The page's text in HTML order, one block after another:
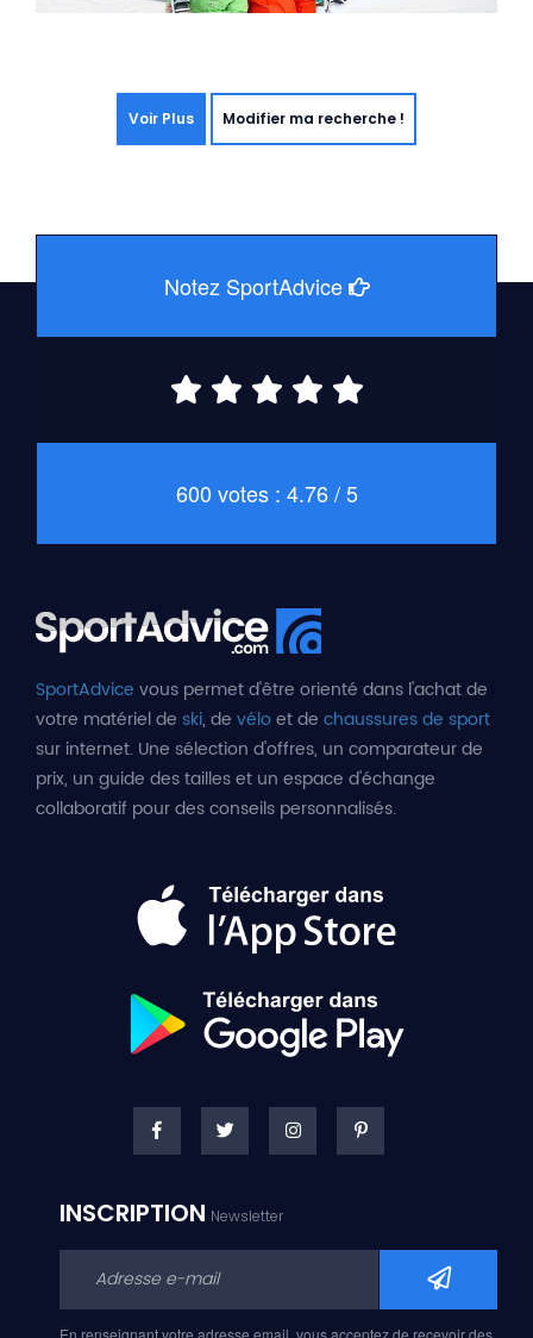
Voir Plus Modifier ma recherche !
Notez SportAdvice
600 votes : 4.76 / 5
SportAdvice vous permet d'être orienté dans l'achat de
votre matériel de ski, de véloet de chaussures de sport
sur internet. Une sélection d'offres, un comparateur de
prix, un guide des tailles et un espace d'échange
collaboratif pour des conseils personnalisés.
INSCRIPTION Newsletter
En renseignant votre adresse email, vous acceptez de recevoir des